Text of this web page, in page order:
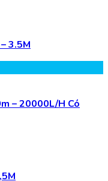
3.5M
– 20000L/H Có